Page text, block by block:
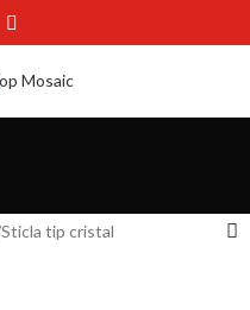
Sticla tip cristal